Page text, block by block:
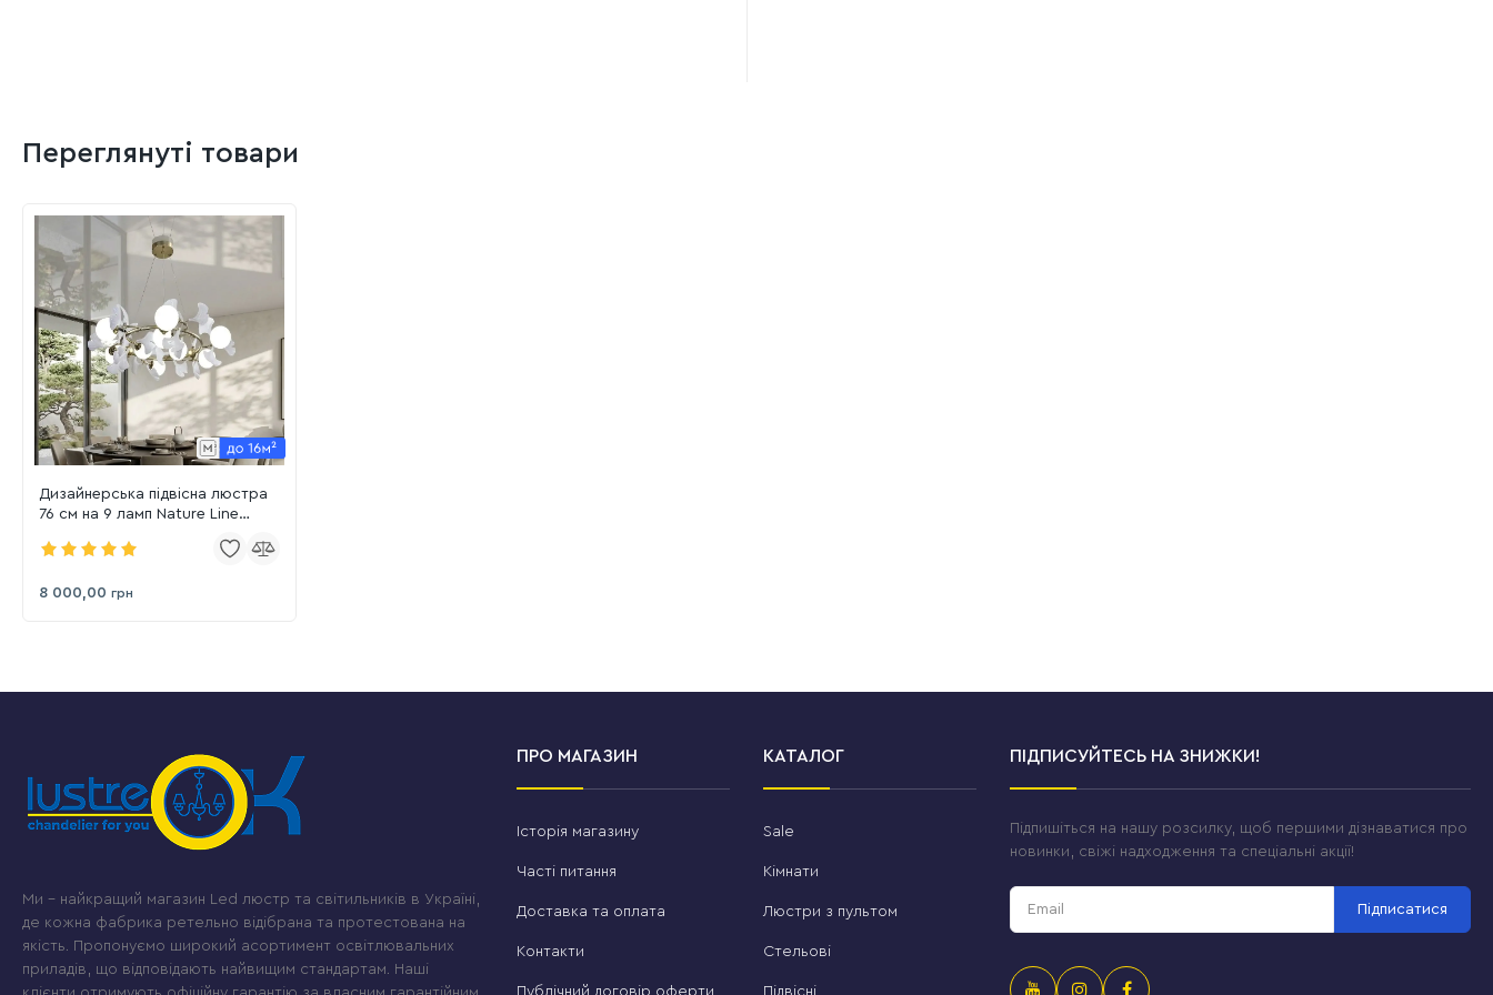
Переглянуті товари
Дизайнерська підвісна люстра
76 см на 9 ламп Nature Line
8 000,00 грн
Ми – найкращий магазин Led люстр та світильників в Україні,
де кожна фабрика ретельно відібрана та протестована на
якість. Пропонуємо широкий асортимент освітлювальних
приладів, що відповідають найвищим стандартам. Наші
ПРО МАГАЗИН
Історія магазину
Часті питання
Доставка та оплата
Контакти
Публічний договір оферти
КАТАЛОГ
Sale
Кімнати
Люстри з пультом
Стельові
Підвісні
ПІДПИСУЙТЕСЬ НА ЗНИЖКИ!
Підпишіться на нашу розсилку, щоб першими дізнаватися про
новинки, свіжі надходження та спеціальні акції!
Підписатися